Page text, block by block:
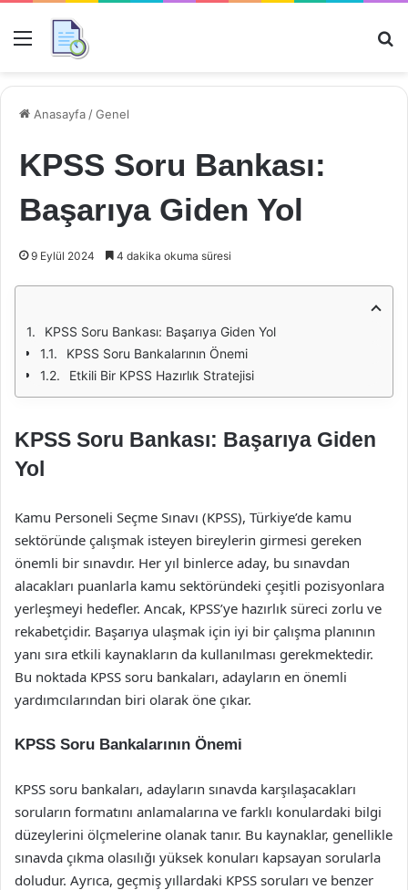
Menü
Anasayfa /Genel
KPSS Soru Bankası:
Başarıya Giden Yol
9 Eylül 2024 4 dakika okuma süresi
KPSS Soru Bankası: Başarıya Giden Yol
KPSS Soru Bankalarının Önemi
Etkili Bir KPSS Hazırlık Stratejisi
KPSS Soru Bankası: Başarıya Giden
Yol
Kamu Personeli Seçme Sınavı (KPSS), Türkiye’de kamu
sektöründe çalışmak isteyen bireylerin girmesi gereken
önemli bir sınavdır. Her yıl binlerce aday, bu sınavdan
alacakları puanlarla kamu sektöründeki çeşitli pozisyonlara
yerleşmeyi hedefler. Ancak, KPSS’ye hazırlık süreci zorlu ve
rekabetçidir. Başarıya ulaşmak için iyi bir çalışma planının
yanı sıra etkili kaynakların da kullanılması gerekmektedir.
Bu noktada KPSS soru bankaları, adayların en önemli
yardımcılarından biri olarak öne çıkar.
KPSS Soru Bankalarının Önemi
KPSS soru bankaları, adayların sınavda karşılaşacakları
soruların formatını anlamalarına ve farklı konulardaki bilgi
düzeylerini ölçmelerine olanak tanır. Bu kaynaklar, genellikle
sınavda çıkma olasılığı yüksek konuları kapsayan sorularla
doludur. Ayrıca, geçmiş yıllardaki KPSS soruları ve benzer